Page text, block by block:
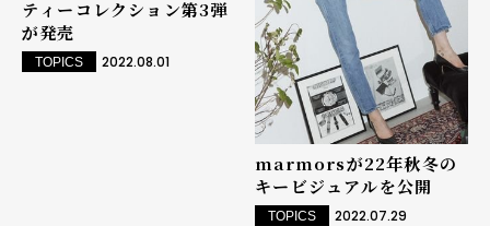
ティーコレクション第3弾
が発売
TOPICS 2022.08.01
marmorsが22年秋冬の
キービジュアルを公開
TOPICS 2022.07.29